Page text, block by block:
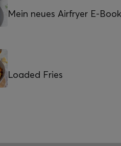
Mein neues Airfryer E-Book
Loaded Fries